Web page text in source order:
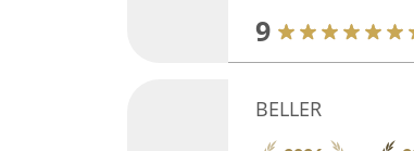
9
BELLER